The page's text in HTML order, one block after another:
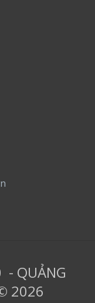
QUẢNG
2026